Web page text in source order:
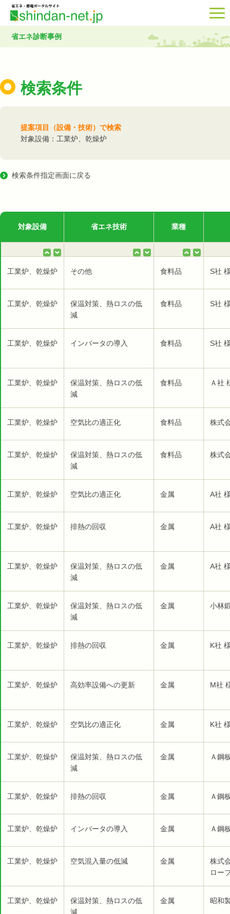
省エネ診断事例
検索条件
提案項目（設備・技術）で検索
対象設備：工業炉、乾燥炉
検索条件指定画面に戻る
対象設備 省エネ技術 業種
工業炉、乾燥炉 その他 食料品 S社
工業炉、乾燥炉
保温対策、熱ロスの低
減
食料品 S社
工業炉、乾燥炉 インバータの導入 食料品 S社
工業炉、乾燥炉
保温対策、熱ロスの低
減
食料品 Ａ社
工業炉、乾燥炉 空気比の適正化 食料品 株式
工業炉、乾燥炉
保温対策、熱ロスの低
減
食料品 株式
工業炉、乾燥炉 空気比の適正化 金属 A社
工業炉、乾燥炉 排熱の回収 金属 A社
工業炉、乾燥炉
保温対策、熱ロスの低
減
金属 A社
工業炉、乾燥炉
保温対策、熱ロスの低
減
金属 小林
工業炉、乾燥炉 排熱の回収 金属 K社
工業炉、乾燥炉 高効率設備への更新 金属 M社
工業炉、乾燥炉 空気比の適正化 金属 K社
工業炉、乾燥炉
保温対策、熱ロスの低
減
金属 Ａ鋼
工業炉、乾燥炉 排熱の回収 金属 Ａ鋼
工業炉、乾燥炉 インバータの導入 金属 Ａ鋼
工業炉、乾燥炉 空気混入量の低減 金属
株式
ロー
工業炉、乾燥炉
保温対策、熱ロスの低
減
金属 昭和